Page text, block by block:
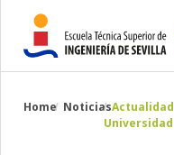
Breadcrumbs
You
Home NoticiasActualidad
Universidad